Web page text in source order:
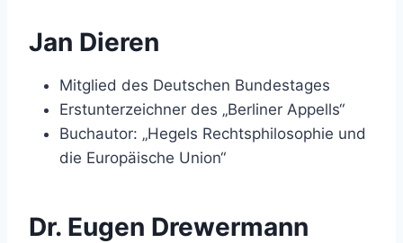
Jan Dieren
Mitglied des Deutschen Bundestages
Erstunterzeichner des „Berliner Appells“
Buchautor: „Hegels Rechtsphilosophie und
die Europäische Union“
Dr. Eugen Drewermann